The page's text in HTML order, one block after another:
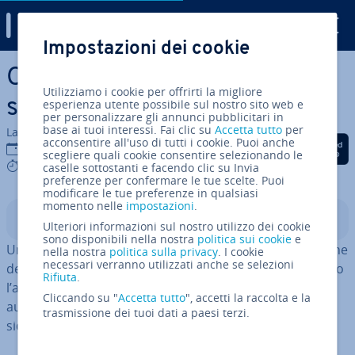
Vai al contenuto prin­ci­pa­le
Che cos’è l’analisi del
sentiment?
La redazione di IONOS
20 nov 2025
9 mins
Condividi via Facebook
Condividi via Twitter
Condividi via
Indice
Un’analisi del sentiment è una procedura di ela­bo­ra­zio­ne
del lin­guag­gio naturale che mira a ri­co­no­sce­re l’umore o
l’at­teg­gia­men­to nei testi. Viene uti­liz­za­ta per ana­liz­za­re
au­to­ma­ti­ca­men­te le opinioni nei social media, le re­cen­
sio­ni dei clienti o i sondaggi.
Impostazioni dei cookie
Utilizziamo i cookie per offrirti la migliore
esperienza utente possibile sul nostro sito web e
per personalizzare gli annunci pubblicitari in
base ai tuoi interessi. Fai clic suAccetta tutto per
acconsentire all'uso di tutti i cookie. Puoi anche
scegliere quali cookie consentire selezionando le
caselle sottostanti e facendo clic su Invia
preferenze per confermare le tue scelte. Puoi
modificare le tue preferenze in qualsiasi
momento nelle impostazioni.
Ulteriori informazioni sul nostro utilizzo dei cookie
sono disponibili nella nostra politica sui cookie e
nella nostra politica sulla privacy. I cookie
necessari verranno utilizzati anche se selezioni
Rifiuta.
Cliccando su "Accetta tutto", accetti la raccolta e la
trasmissione dei tuoi dati a paesi terzi.